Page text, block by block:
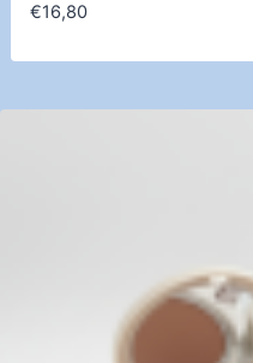
€16,80